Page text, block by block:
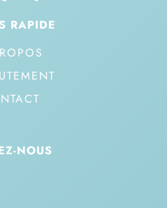
RAPIDE
NOUS